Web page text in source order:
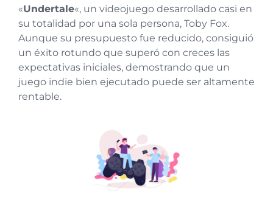
«Undertale«, un videojuego desarrollado casi en
su totalidad por una sola persona, Toby Fox.
Aunque su presupuesto fue reducido, consiguió
un éxito rotundo que superó con creces las
expectativas iniciales, demostrando que un
juego indie bien ejecutado puede ser altamente
rentable.